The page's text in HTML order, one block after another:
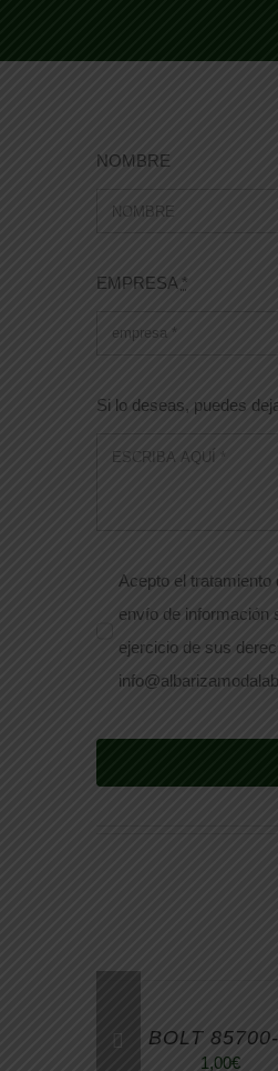
NOMBRE
EMPRESA *
Si lo deseas, puedes
Acepto el tratamiento
envío de información
ejercicio de sus
TIENE
MÚLTIPLES
BOLT
1,00€